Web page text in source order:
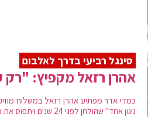
סינגל רביעי בדרך לאלבום
אהרן רזאל מקפיץ: "רק
כמדי אדר מפתיע אהרן רזאל במשלוח
ניגון אחד" שהולחן לפני 24 שנים ויתפוס את מקומו באלבום הבר מצווה (13) של רזאל